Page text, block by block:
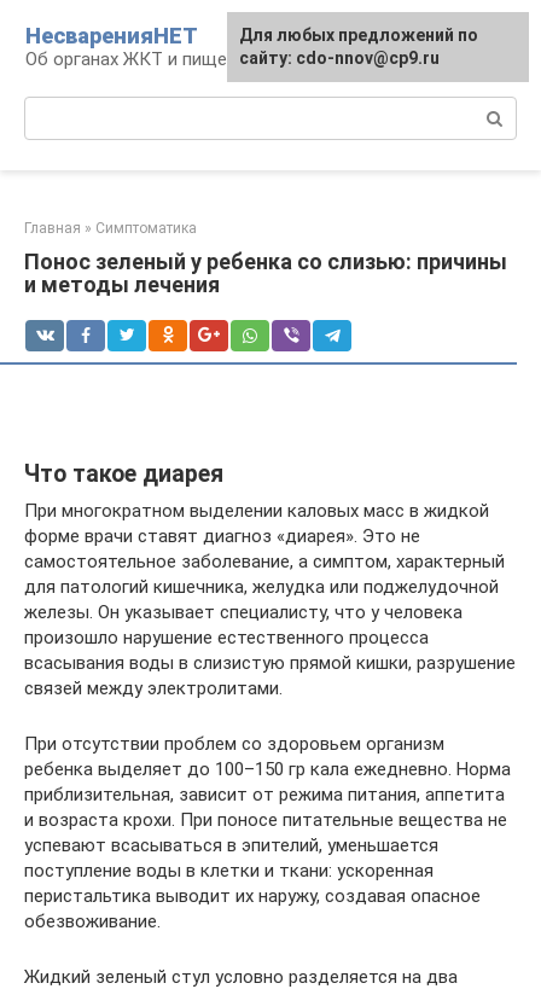
контенту
НесваренияНЕТ
Об органах ЖКТ и пищеварении
Главная » Симптоматика
Понос зеленый у ребенка со слизью: причины
и методы лечения
Что такое диарея
При многократном выделении каловых масс в жидкой
форме врачи ставят диагноз «диарея». Это не
самостоятельное заболевание, а симптом, характерный
для патологий кишечника, желудка или поджелудочной
железы. Он указывает специалисту, что у человека
произошло нарушение естественного процесса
всасывания воды в слизистую прямой кишки, разрушение
связей между электролитами.
При отсутствии проблем со здоровьем организм
ребенка выделяет до 100–150 гр кала ежедневно. Норма
приблизительная, зависит от режима питания, аппетита
и возраста крохи. При поносе питательные вещества не
успевают всасываться в эпителий, уменьшается
поступление воды в клетки и ткани: ускоренная
перистальтика выводит их наружу, создавая опасное
обезвоживание.
Жидкий зеленый стул условно разделяется на два
Для любых предложений по
сайту: cdo-nnov@cp9.ru